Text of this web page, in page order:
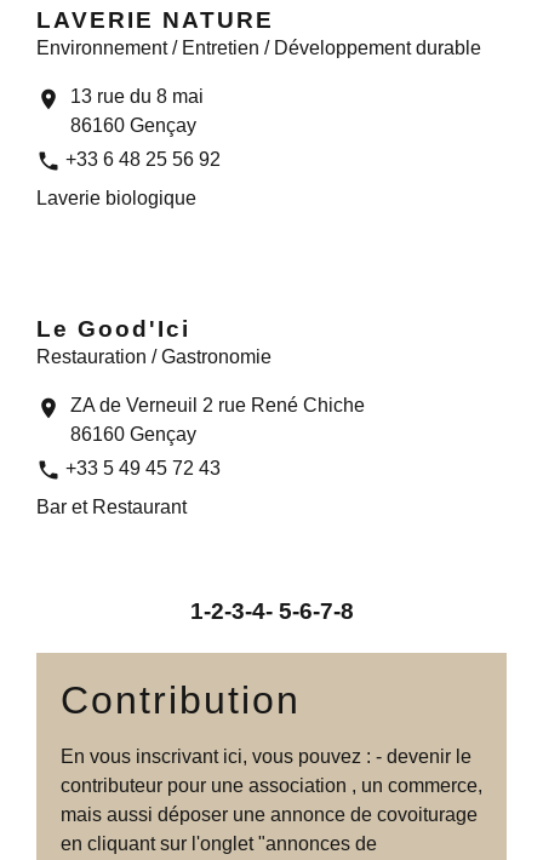
LAVERIE NATURE
Environnement / Entretien / Développement durable
location_on
13 rue du 8 mai
86160 Gençay
phone +33 6 48 25 56 92
Laverie biologique
Le Good'Ici
Restauration / Gastronomie
location_on
ZA de Verneuil 2 rue René Chiche
86160 Gençay
phone +33 5 49 45 72 43
Bar et Restaurant
1-2-3-4- 5-6-7-8
Contribution
En vous inscrivant ici, vous pouvez : - devenir le
contributeur pour une association , un commerce,
mais aussi déposer une annonce de covoiturage
en cliquant sur l'onglet "annonces de